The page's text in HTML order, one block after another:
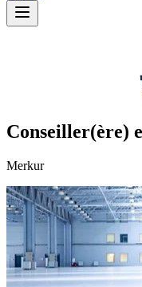
Conseiller(ère)
Merkur